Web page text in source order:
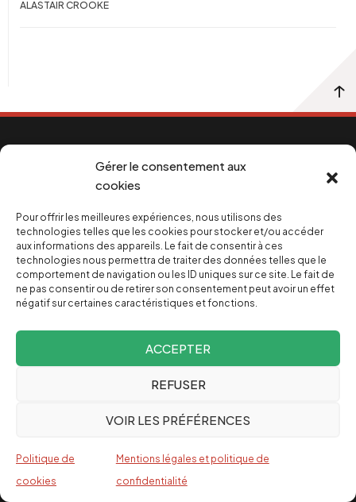
Gérer le consentement aux
cookies
Pour offrir les meilleures expériences, nous utilisons des
technologies telles que les cookies pour stocker et/ou accéder
aux informations des appareils. Le fait de consentir à ces
technologies nous permettra de traiter des données telles que le
comportement de navigation ou les ID uniques sur ce site. Le fait de
ne pas consentir ou de retirer son consentement peut avoir un effet
négatif sur certaines caractéristiques et fonctions.
ACCEPTER
REFUSER
VOIR LES PRÉFÉRENCES
Politique de
cookies
Mentions légales et politique de
confidentialité
ALASTAIR CROOKE
Qui sommes-nous ?
des guerres financent également les grands
médias. C’est pourquoi depuis 2004,
Investig’Action est engagé dans la bataille de
l’info pour un monde de paix et une répartition
Contact